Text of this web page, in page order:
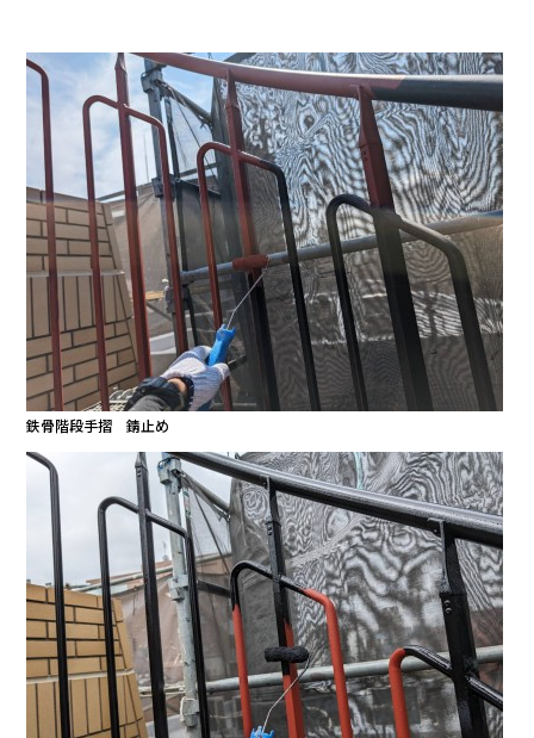
o
k
鉄骨階段手摺 錆止め